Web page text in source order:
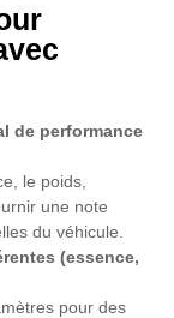
de performance
le poids,
une note
du véhicule.
(essence,
pour des